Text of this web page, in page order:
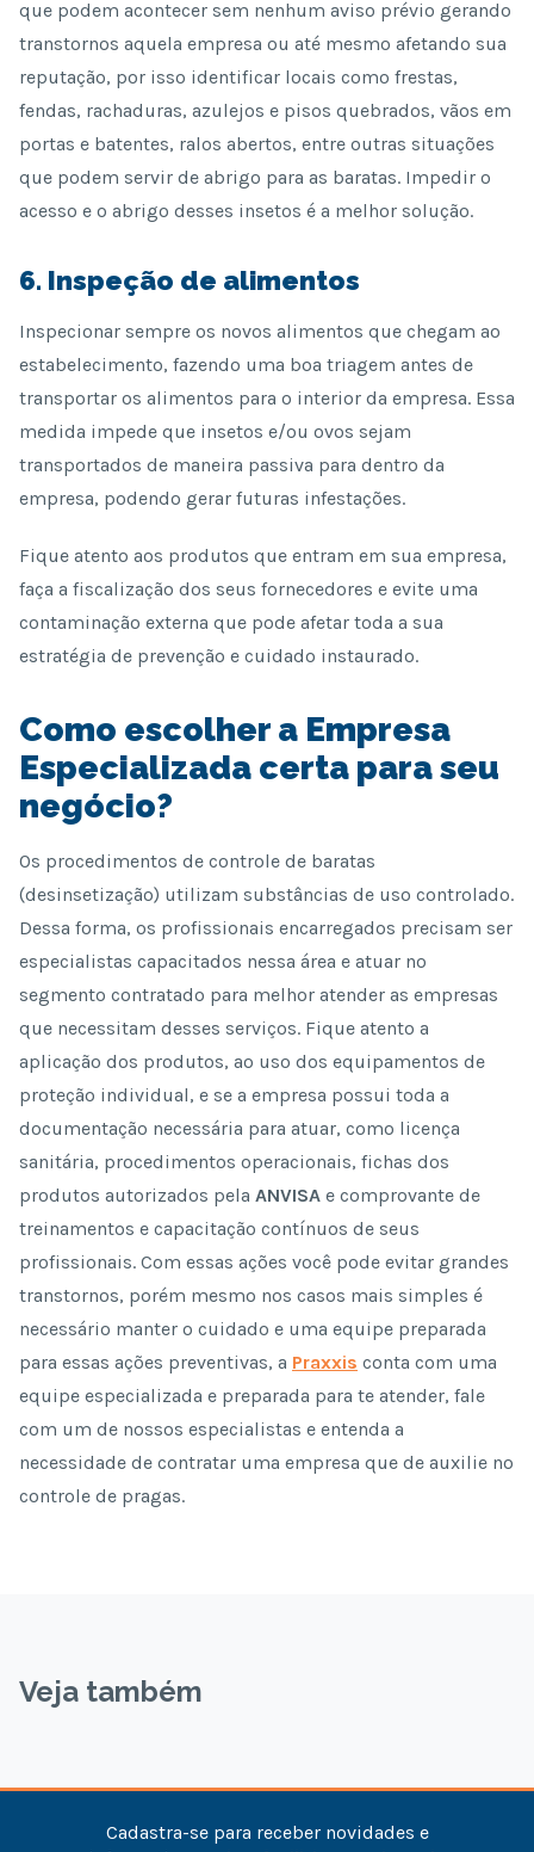
que podem acontecer sem nenhum aviso prévio gerando
transtornos aquela empresa ou até mesmo afetando sua
reputação, por isso identificar locais como frestas,
fendas, rachaduras, azulejos e pisos quebrados, vãos em
portas e batentes, ralos abertos, entre outras situações
que podem servir de abrigo para as baratas. Impedir o
acesso e o abrigo desses insetos é a melhor solução.
6. Inspeção de alimentos
Inspecionar sempre os novos alimentos que chegam ao
estabelecimento, fazendo uma boa triagem antes de
transportar os alimentos para o interior da empresa. Essa
medida impede que insetos e/ou ovos sejam
transportados de maneira passiva para dentro da
empresa, podendo gerar futuras infestações.
Fique atento aos produtos que entram em sua empresa,
faça a fiscalização dos seus fornecedores e evite uma
contaminação externa que pode afetar toda a sua
estratégia de prevenção e cuidado instaurado.
Como escolher a Empresa
Especializada certa para seu
negócio?
Os procedimentos de controle de baratas
(desinsetização) utilizam substâncias de uso controlado.
Dessa forma, os profissionais encarregados precisam ser
especialistas capacitados nessa área e atuar no
segmento contratado para melhor atender as empresas
que necessitam desses serviços. Fique atento a
aplicação dos produtos, ao uso dos equipamentos de
proteção individual, e se a empresa possui toda a
documentação necessária para atuar, como licença
sanitária, procedimentos operacionais, fichas dos
produtos autorizados pela ANVISA e comprovante de
treinamentos e capacitação contínuos de seus
profissionais. Com essas ações você pode evitar grandes
transtornos, porém mesmo nos casos mais simples é
necessário manter o cuidado e uma equipe preparada
para essas ações preventivas, a Praxxis conta com uma
equipe especializada e preparada para te atender, fale
com um de nossos especialistas e entenda a
necessidade de contratar uma empresa que de auxilie no
controle de pragas.
Veja também
Cadastra-se para receber novidades e